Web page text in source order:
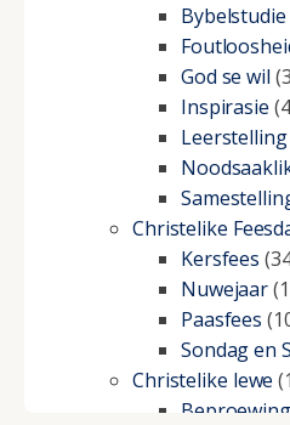
Bybelstudie
God se wil
Inspirasie
Leerstelling
Christelike
Kersfees
Nuwejaar
Paasfees
Sondag en
Christelike lewe